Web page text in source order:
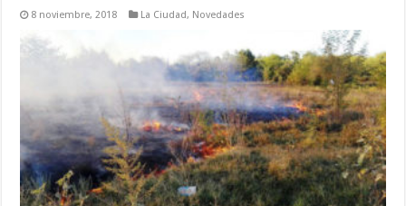
8 noviembre, 2018 La Ciudad, Novedades